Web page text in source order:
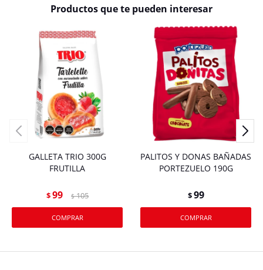
Productos que te pueden interesar
GALLETA TRIO 300G
FRUTILLA
$99 $ 105
PALITOS Y DONAS BAÑADAS
PORTEZUELO 190G
$99